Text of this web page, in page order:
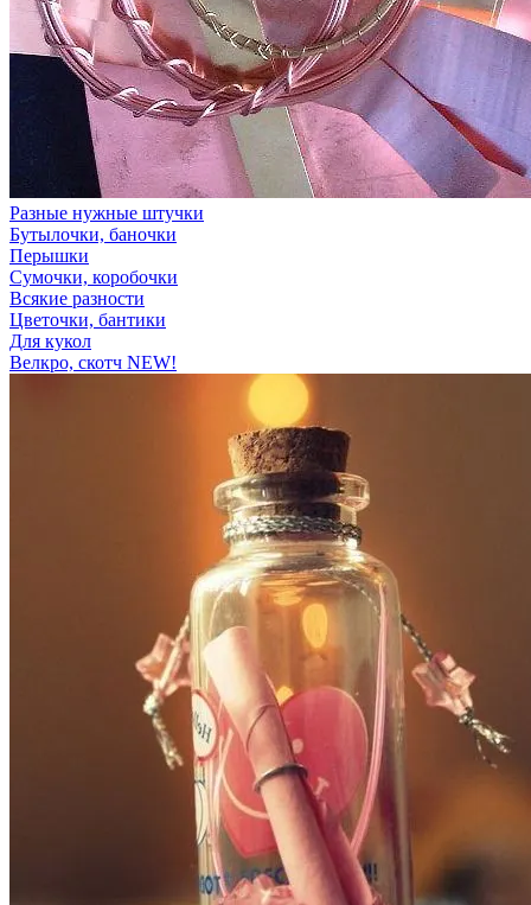
Разные нужные штучки
Бутылочки, баночки
Перышки
Сумочки, коробочки
Всякие разности
Цветочки, бантики
Для кукол
Велкро, скотч NEW!